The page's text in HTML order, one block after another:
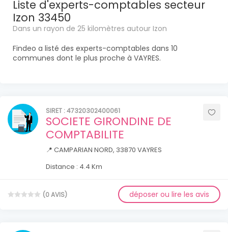
Liste d'experts-comptables secteur
Izon 33450
Dans un rayon de 25 kilomètres autour Izon
Findeo a listé des experts-comptables dans 10
communes dont le plus proche à VAYRES.
SIRET : 47320302400061
SOCIETE GIRONDINE DE
COMPTABILITE
📍 CAMPARIAN NORD, 33870 VAYRES
Distance : 4.4 Km
(0 AVIS) déposer ou lire les avis